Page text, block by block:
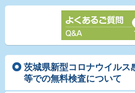
茨城県新型コロナウイルス
等での無料検査について